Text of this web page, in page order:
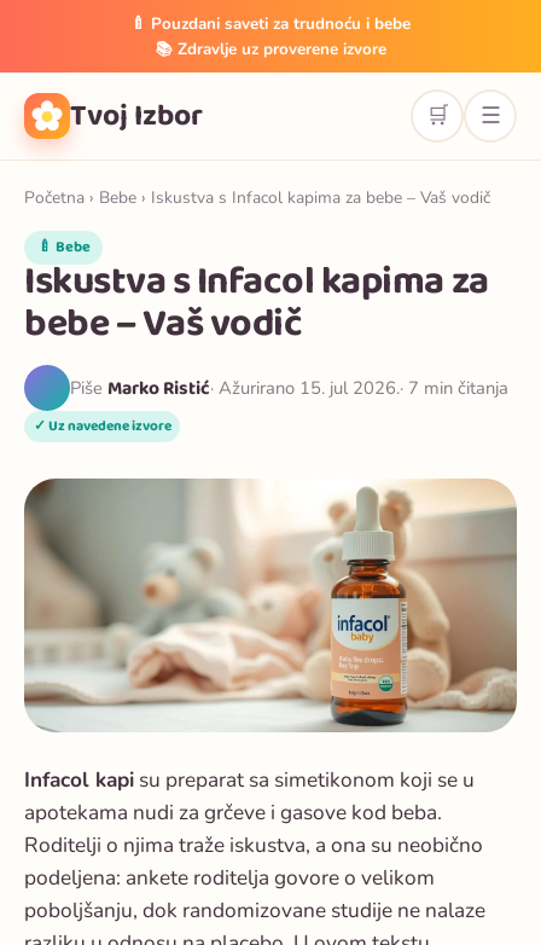
🍼 Pouzdani saveti za trudnoću i bebe
📚 Zdravlje uz proverene izvore
Tvoj Izbor 🛒 ☰
Početna › Bebe › Iskustva s Infacol kapima za bebe – Vaš vodič
🍼 Bebe
Iskustva s Infacol kapima za
bebe – Vaš vodič
Piše Marko Ristić· Ažurirano 15. jul 2026.· 7 min čitanja
✓ Uz navedene izvore
Infacol kapi su preparat sa simetikonom koji se u
apotekama nudi za grčeve i gasove kod beba.
Roditelji o njima traže iskustva, a ona su neobično
podeljena: ankete roditelja govore o velikom
poboljšanju, dok randomizovane studije ne nalaze